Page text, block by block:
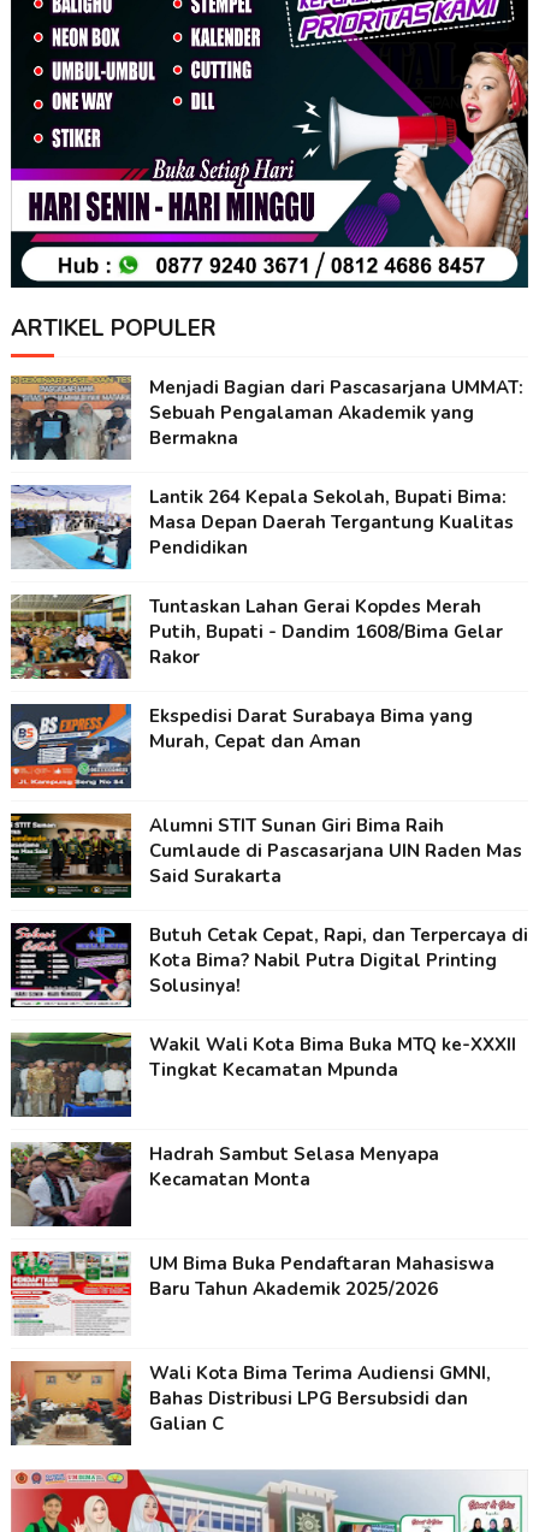
ARTIKEL POPULER
Menjadi Bagian dari Pascasarjana UMMAT:
Sebuah Pengalaman Akademik yang
Bermakna
Lantik 264 Kepala Sekolah, Bupati Bima:
Masa Depan Daerah Tergantung Kualitas
Pendidikan
Tuntaskan Lahan Gerai Kopdes Merah
Putih, Bupati - Dandim 1608/Bima Gelar
Rakor
Ekspedisi Darat Surabaya Bima yang
Murah, Cepat dan Aman
Alumni STIT Sunan Giri Bima Raih
Cumlaude di Pascasarjana UIN Raden Mas
Said Surakarta
Butuh Cetak Cepat, Rapi, dan Terpercaya di
Kota Bima? Nabil Putra Digital Printing
Solusinya!
Wakil Wali Kota Bima Buka MTQ ke-XXXII
Tingkat Kecamatan Mpunda
Hadrah Sambut Selasa Menyapa
Kecamatan Monta
UM Bima Buka Pendaftaran Mahasiswa
Baru Tahun Akademik 2025/2026
Wali Kota Bima Terima Audiensi GMNI,
Bahas Distribusi LPG Bersubsidi dan
Galian C